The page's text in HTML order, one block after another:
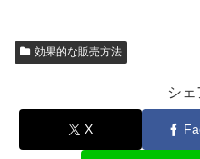
効果的な販売方法
シェ
X